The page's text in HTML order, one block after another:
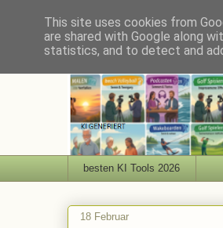
besten KI Tools 2026
18 Februar
This site uses cookies from
are shared with Google along
statistics, and to detect and